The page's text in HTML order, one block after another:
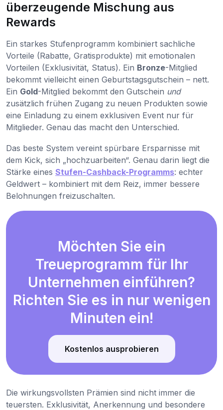
überzeugende Mischung aus
Rewards
Ein starkes Stufenprogramm kombiniert sachliche
Vorteile (Rabatte, Gratisprodukte) mit emotionalen
Vorteilen (Exklusivität, Status). Ein Bronze-Mitglied
bekommt vielleicht einen Geburtstagsgutschein – nett.
Ein Gold-Mitglied bekommt den Gutschein und
zusätzlich frühen Zugang zu neuen Produkten sowie
eine Einladung zu einem exklusiven Event nur für
Mitglieder. Genau das macht den Unterschied.
Das beste System vereint spürbare Ersparnisse mit
dem Kick, sich „hochzuarbeiten“. Genau darin liegt die
Stärke eines Stufen-Cashback-Programms: echter
Geldwert – kombiniert mit dem Reiz, immer bessere
Belohnungen freizuschalten.
Möchten Sie ein
Treueprogramm für Ihr
Unternehmen einführen?
Richten Sie es in nur wenigen
Minuten ein!
Kostenlos ausprobieren
Die wirkungsvollsten Prämien sind nicht immer die
teuersten. Exklusivität, Anerkennung und besondere